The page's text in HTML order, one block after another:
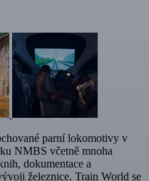
parní lokomotivy v
NMBS včetně mnoha
dokumentace a
železnice. Train World se